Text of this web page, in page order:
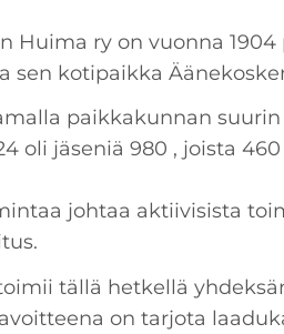
Huima ry on vuonna
sen kotipaikka
paikkakunnan
oli jäseniä 980 , joista
johtaa aktiivisista
tällä hetkellä
on tarjota